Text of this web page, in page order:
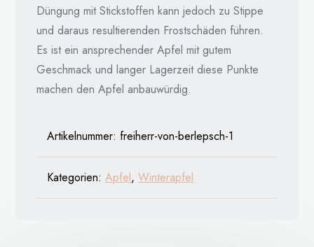
Düngung mit Stickstoffen kann jedoch zu Stippe
und daraus resultierenden Frostschäden führen.
Es ist ein ansprechender Apfel mit gutem
Geschmack und langer Lagerzeit diese Punkte
machen den Apfel anbauwürdig.
Artikelnummer: freiherr-von-berlepsch-1
Kategorien:Apfel,Winterapfel